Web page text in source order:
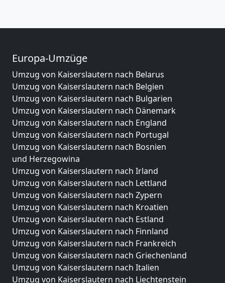
Europa-Umzüge
Umzug von Kaiserslautern nach Belarus
Umzug von Kaiserslautern nach Belgien
Umzug von Kaiserslautern nach Bulgarien
Umzug von Kaiserslautern nach Dänemark
Umzug von Kaiserslautern nach England
Umzug von Kaiserslautern nach Portugal
Umzug von Kaiserslautern nach Bosnien
und Herzegowina
Umzug von Kaiserslautern nach Irland
Umzug von Kaiserslautern nach Lettland
Umzug von Kaiserslautern nach Zypern
Umzug von Kaiserslautern nach Kroatien
Umzug von Kaiserslautern nach Estland
Umzug von Kaiserslautern nach Finnland
Umzug von Kaiserslautern nach Frankreich
Umzug von Kaiserslautern nach Griechenland
Umzug von Kaiserslautern nach Italien
Umzug von Kaiserslautern nach Liechtenstein